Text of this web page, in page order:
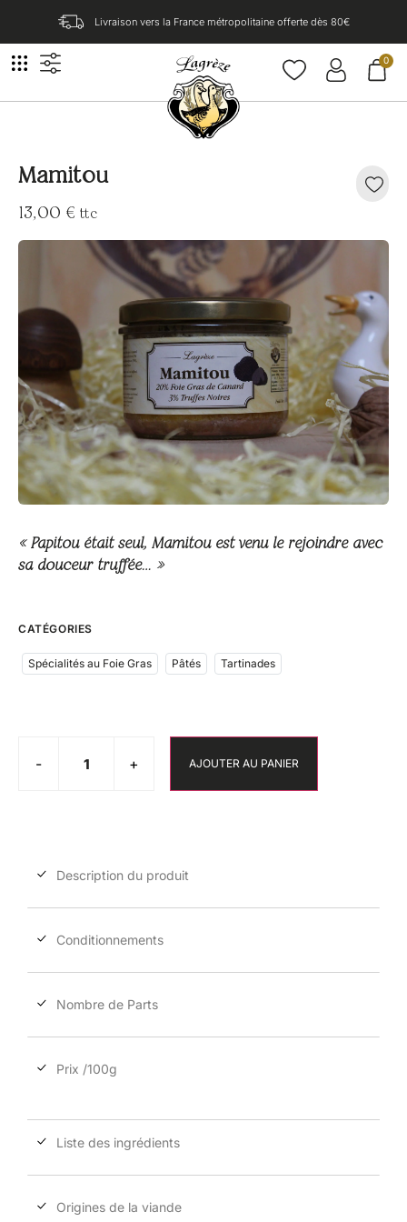
Livraison vers la France métropolitaine offerte dès 80€​
0
Mamitou
13,00 € ttc
« Papitou était seul, Mamitou est venu le rejoindre avec
sa douceur truffée… »
CATÉGORIES
Spécialités au Foie Gras Pâtés Tartinades
- + AJOUTER AU PANIER
Description du produit
Conditionnements
Nombre de Parts
Prix /100g
Liste des ingrédients
Origines de la viande